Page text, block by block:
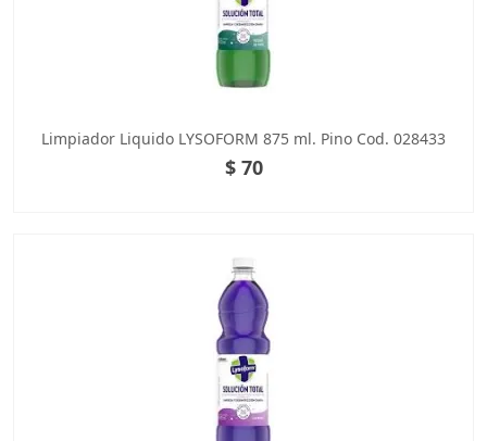
Limpiador Liquido LYSOFORM 875 ml. Pino Cod. 028433
$ 70